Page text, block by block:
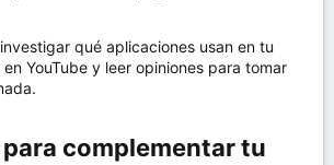
qué aplicaciones usan en tu
YouTube y leer opiniones para tomar
complementar tu